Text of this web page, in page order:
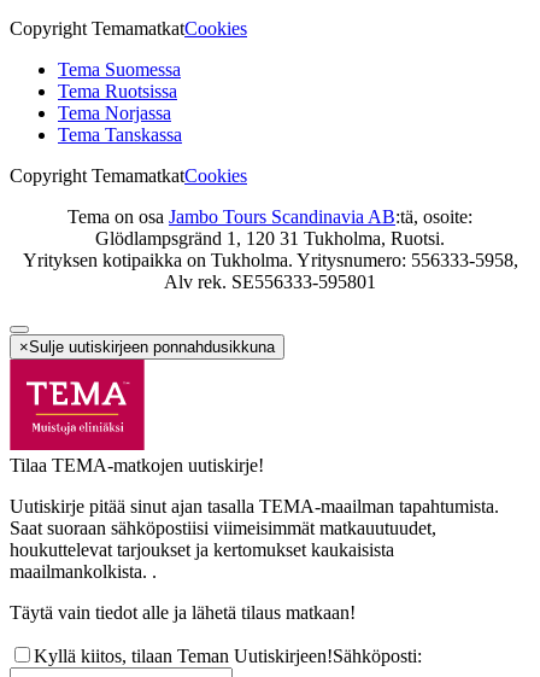
Copyright TemamatkatCookies
Tema Suomessa
Tema Ruotsissa
Tema Norjassa
Tema Tanskassa
Copyright TemamatkatCookies
Tema on osa Jambo Tours Scandinavia AB:tä, osoite:
Glödlampsgränd 1, 120 31 Tukholma, Ruotsi.
Yrityksen kotipaikka on Tukholma. Yritysnumero: 556333-5958,
Alv rek. SE556333-595801
×Sulje uutiskirjeen ponnahdusikkuna
Tilaa TEMA-matkojen uutiskirje!
Uutiskirje pitää sinut ajan tasalla TEMA-maailman tapahtumista.
Saat suoraan sähköpostiisi viimeisimmät matkauutuudet,
houkuttelevat tarjoukset ja kertomukset kaukaisista
maailmankolkista. .
Täytä vain tiedot alle ja lähetä tilaus matkaan!
Kyllä kiitos, tilaan Teman Uutiskirjeen!Sähköposti: